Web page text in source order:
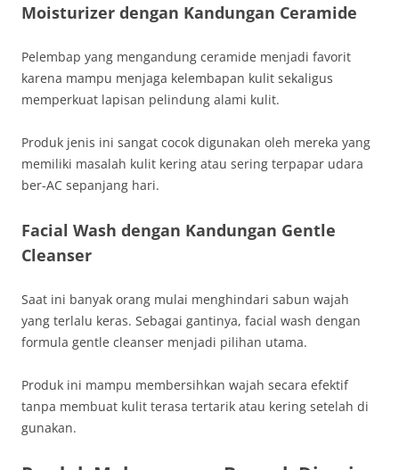
Moisturizer dengan Kandungan Ceramide
Pelembap yang mengandung ceramide menjadi favorit
karena mampu menjaga kelembapan kulit sekaligus
memperkuat lapisan pelindung alami kulit.
Produk jenis ini sangat cocok digunakan oleh mereka yang
memiliki masalah kulit kering atau sering terpapar udara
ber-AC sepanjang hari.
Facial Wash dengan Kandungan Gentle
Cleanser
Saat ini banyak orang mulai menghindari sabun wajah
yang terlalu keras. Sebagai gantinya, facial wash dengan
formula gentle cleanser menjadi pilihan utama.
Produk ini mampu membersihkan wajah secara efektif
tanpa membuat kulit terasa tertarik atau kering setelah di
gunakan.